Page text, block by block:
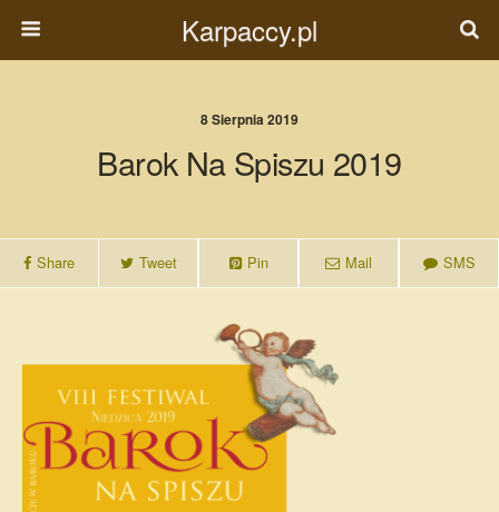
Karpaccy.pl
8 Sierpnia 2019
Barok Na Spiszu 2019
Share Tweet Pin Mail SMS